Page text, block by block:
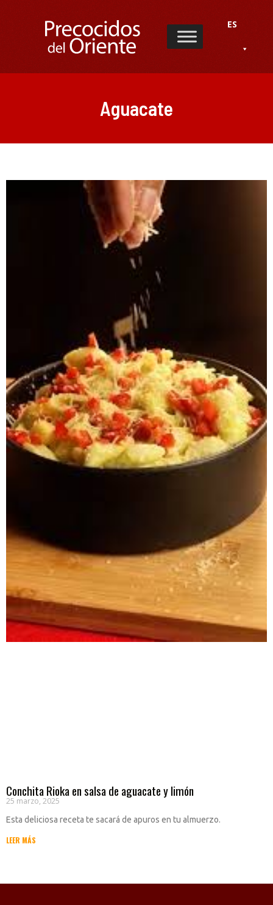
ES
Aguacate
Conchita Rioka en salsa de aguacate y limón
25 marzo, 2025
Esta deliciosa receta te sacará de apuros en tu almuerzo.
LEER MÁS